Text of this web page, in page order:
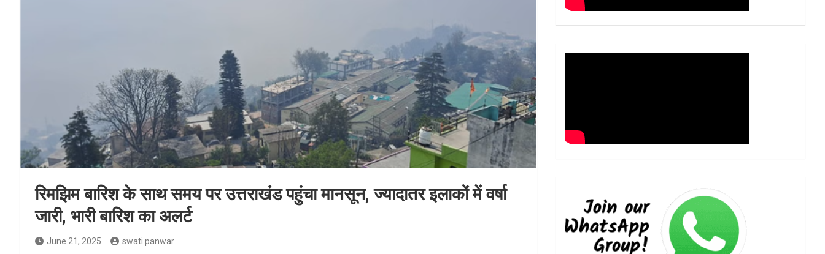
रिमझिम बारिश के साथ समय पर उत्तराखंड पहुंचा मानसून, ज्यादातर इलाकों में वर्षा
जारी, भारी बारिश का अलर्ट
June 21, 2025 swati panwar